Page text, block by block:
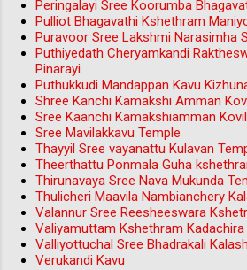
Peringalayi Sree Koorumba
Pulliot Bhagavathi Kshethram
Puravoor Sree Lakshmi Narasimha
Puthiyedath Cheryamkandi
Pinarayi
Puthukkudi Mandappan Kavu
Shree Kanchi Kamakshi Amman
Sree Kaanchi Kamakshiamman
Sree Mavilakkavu Temple
Thayyil Sree vayanattu Kulavan
Theerthattu Ponmala Guha
Thirunavaya Sree Nava Mukunda
Thulicheri Maavila Nambianchery
Valannur Sree Reesheeswara
Valiyamuttam Kshethram Kadachira
Valliyottuchal Sree Bhadrakali
Verukandi Kavu